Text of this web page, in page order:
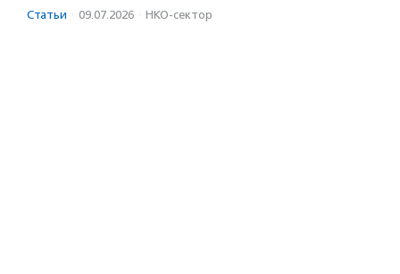
Статьи · 09.07.2026 · НКО-сектор